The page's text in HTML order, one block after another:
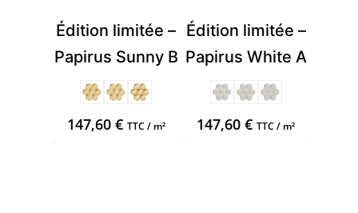
Édition limitée –
Papirus Sunny B
147,60 € TTC / m²
Édition limitée –
Papirus White A
147,60€ TTC / m²